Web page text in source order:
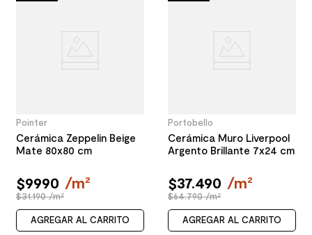
Pointer
Cerámica Zeppelin Beige
Mate 80x80 cm
$9990 /m²
$31.190 /m²
AGREGAR AL CARRITO
Portobello
Cerámica Muro Liverpool
Argento Brillante 7x24 cm
$37.490 /m²
$64.790 /m²
AGREGAR AL CARRITO